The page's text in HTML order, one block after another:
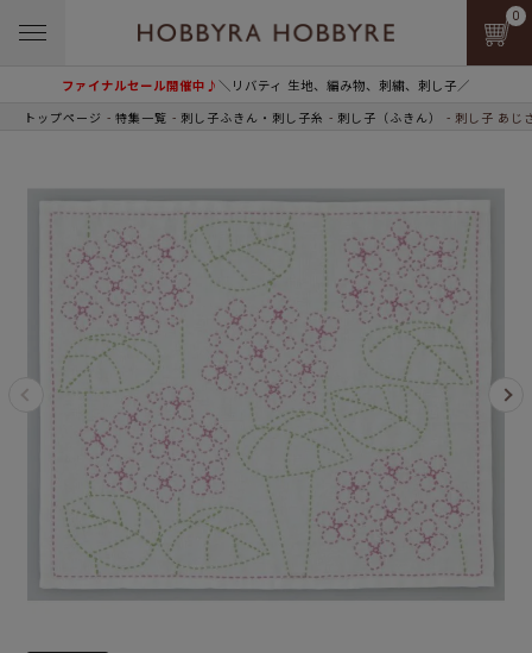
ファイナルセール開催中♪＼リバティ 生地、編み物、刺繍、刺し子／
0
トップページ 特集一覧 刺し子ふきん・刺し子糸 刺し子（ふきん） 刺し子 あじ